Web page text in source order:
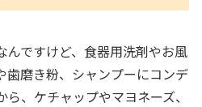
んですけど、食器用洗剤やお風
歯磨き粉、シャンプーにコンデ
、ケチャップやマヨネーズ、